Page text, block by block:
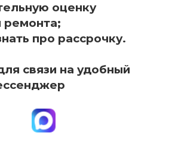
оценку
ремонта;
про рассрочку.
связи на удобный